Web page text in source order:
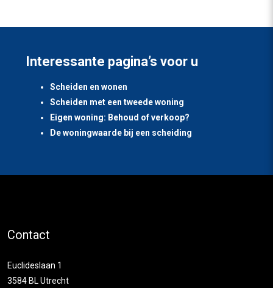
Interessante pagina’s voor u
Scheiden en wonen
Scheiden met een tweede woning
Eigen woning: Behoud of verkoop?
De woningwaarde bij een scheiding
Contact
Euclideslaan 1
3584 BL Utrecht